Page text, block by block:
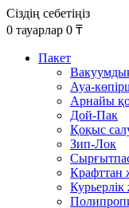
Сіздің себетіңіз
0 тауарлар 0 ₸
Пакет
Ауа-
Арнайы
Дой-Пак
Қоқыс
Зип-Лок
Крафттан